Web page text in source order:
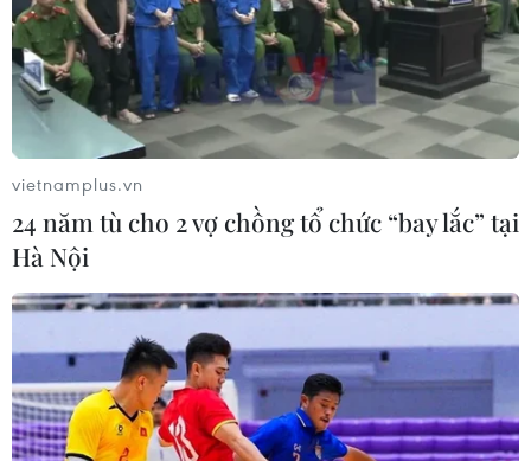
Hà Nội: Điều tra vụ thang máy chung cư
rơi tự do, hai người bị thương
vietnamplus.vn
24 năm tù cho 2 vợ chồng tổ chức “bay lắc” tại
Hà Nội